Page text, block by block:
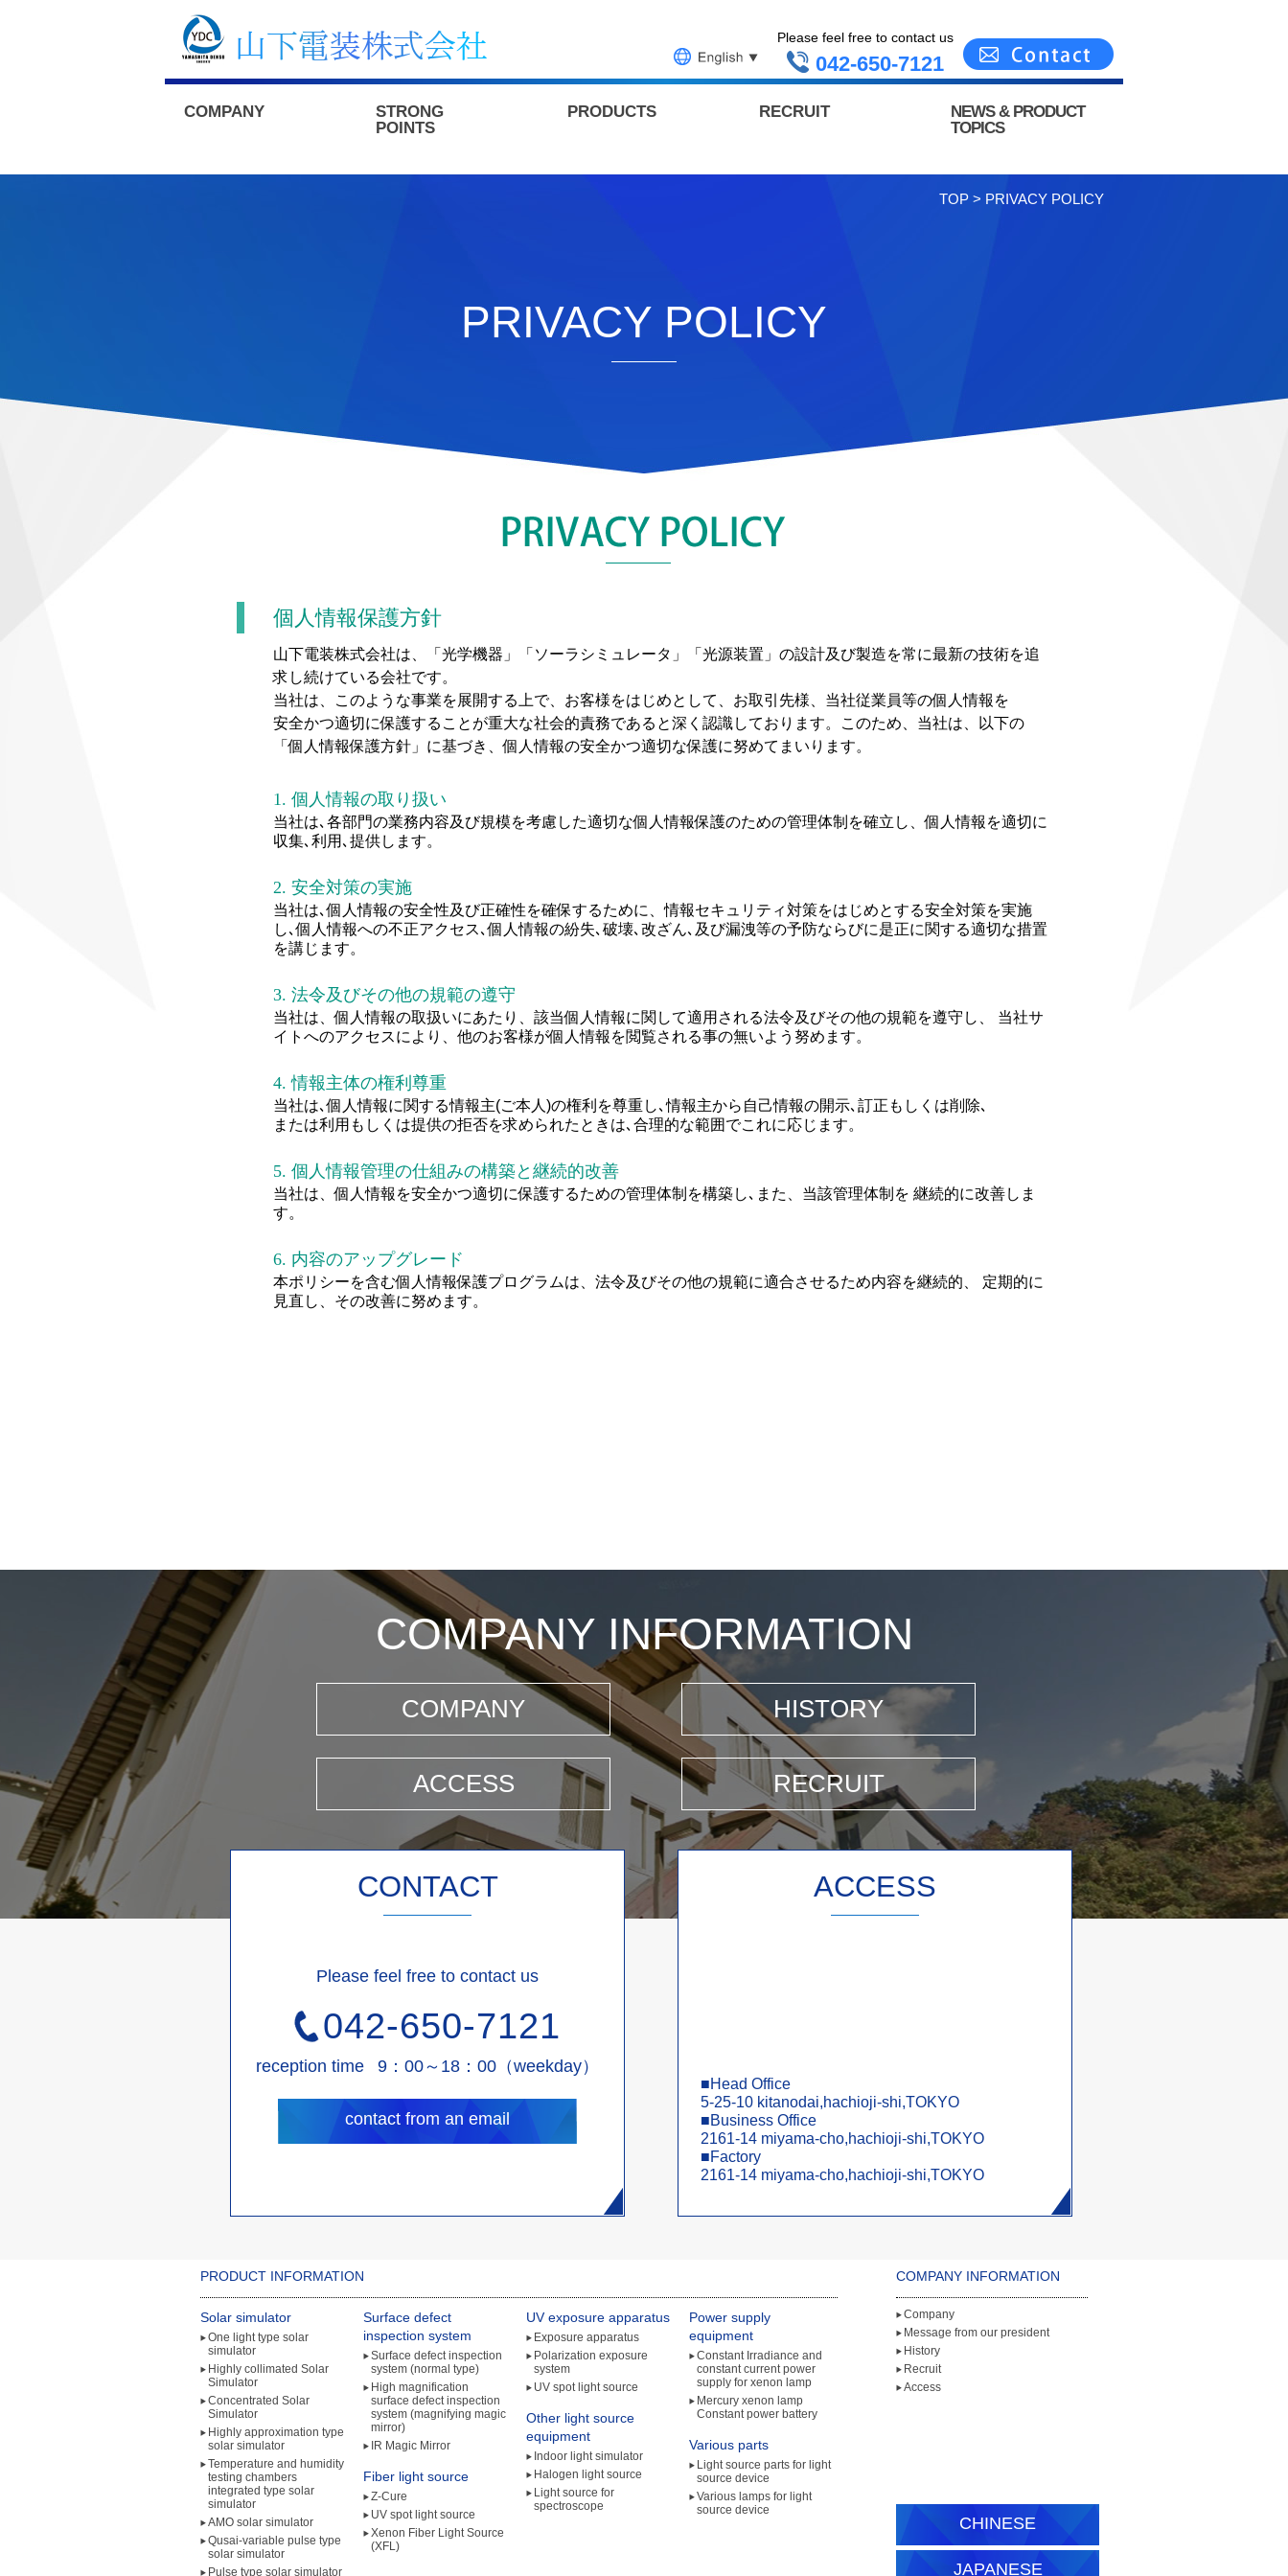
Please feel free to contact us
042-650-7121
COMPANY
STRONG
POINTS
PRODUCTS RECRUIT
NEWS & PRODUCT
TOPICS
TOP > PRIVACY POLICY
PRIVACY POLICY
個人情報保護方針
山下電装株式会社は、「光学機器」「ソーラシミュレータ」「光源装置」の設計及び製造を常に最新の技術を追
求し続けている会社です。
当社は、このような事業を展開する上で、お客様をはじめとして、お取引先様、当社従業員等の個人情報を
安全かつ適切に保護することが重大な社会的責務であると深く認識しております。このため、当社は、以下の
「個人情報保護方針」に基づき、個人情報の安全かつ適切な保護に努めてまいります。
1. 個人情報の取り扱い
当社は､各部門の業務内容及び規模を考慮した適切な個人情報保護のための管理体制を確立し、個人情報を適切に
収集､利用､提供します。
2. 安全対策の実施
当社は､個人情報の安全性及び正確性を確保するために、情報セキュリティ対策をはじめとする安全対策を実施
し､個人情報への不正アクセス､個人情報の紛失､破壊､改ざん､及び漏洩等の予防ならびに是正に関する適切な措置
を講じます。
3. 法令及びその他の規範の遵守
当社は、個人情報の取扱いにあたり、該当個人情報に関して適用される法令及びその他の規範を遵守し、 当社サ
イトへのアクセスにより、他のお客様が個人情報を閲覧される事の無いよう努めます。
4. 情報主体の権利尊重
当社は､個人情報に関する情報主(ご本人)の権利を尊重し､情報主から自己情報の開示､訂正もしくは削除､
または利用もしくは提供の拒否を求められたときは､合理的な範囲でこれに応じます。
5. 個人情報管理の仕組みの構築と継続的改善
当社は、個人情報を安全かつ適切に保護するための管理体制を構築し､また、当該管理体制を 継続的に改善しま
す。
6. 内容のアップグレード
本ポリシーを含む個人情報保護プログラムは、法令及びその他の規範に適合させるため内容を継続的、 定期的に
見直し、その改善に努めます。
COMPANY INFORMATION
COMPANY HISTORY
ACCESS RECRUIT
CONTACT
Please feel free to contact us
042-650-7121
reception time 9：00～18：00 （weekday）
contact from an email
ACCESS
Head Office
5-25-10 kitanodai,hachioji-shi,TOKYO
Business Office
2161-14 miyama-cho,hachioji-shi,TOKYO
Factory
2161-14 miyama-cho,hachioji-shi,TOKYO
PRODUCT INFORMATION
Solar simulator
One light type solar
simulator
Highly collimated Solar
Simulator
Concentrated Solar
Simulator
Highly approximation type
solar simulator
Temperature and humidity
testing chambers
integrated type solar
simulator
AMO solar simulator
Qusai-variable pulse type
solar simulator
Pulse type solar simulator
Surface defect
inspection system
Surface defect inspection
system (normal type)
High magnification
surface defect inspection
system (magnifying magic
mirror)
IR Magic Mirror
Fiber light source
Z-Cure
UV spot light source
Xenon Fiber Light Source
(XFL)
UV exposure apparatus
Exposure apparatus
Polarization exposure
system
UV spot light source
Other light source
equipment
Indoor light simulator
Halogen light source
Light source for
spectroscope
Power supply
equipment
Constant Irradiance and
constant current power
supply for xenon lamp
Mercury xenon lamp
Constant power battery
Various parts
Light source parts for light
source device
Various lamps for light
source device
COMPANY INFORMATION
Company
Message from our president
History
Recruit
Access
CHINESE
JAPANESE